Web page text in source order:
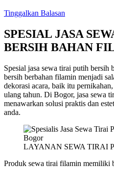
Tinggalkan Balasan
SPESIAL JASA
BERSIH BAHAN
Spesial jasa sewa tirai putih
bersih berbahan filamin menjadi
dekorasi acara, baik itu
ulang tahun. Di Bogor, jasa sewa
menawarkan solusi praktis dan
anda.
LAYANAN SEWA TIRAI
Produk sewa tirai filamin memiliki